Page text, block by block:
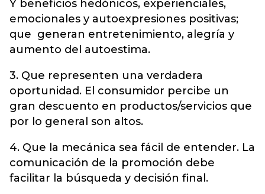
Y beneficios hedónicos, experienciales,
emocionales y autoexpresiones positivas;
que generan entretenimiento, alegría y
aumento del autoestima.
3. Que representen una verdadera
oportunidad. El consumidor percibe un
gran descuento en productos/servicios que
por lo general son altos.
4. Que la mecánica sea fácil de entender. La
comunicación de la promoción debe
facilitar la búsqueda y decisión final.